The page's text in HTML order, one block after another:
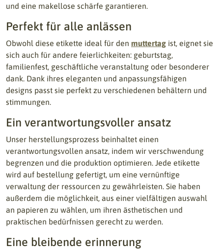
und eine makellose schärfe garantieren.
Perfekt für alle anlässen
Obwohl diese etikette ideal für den muttertag ist, eignet sie
sich auch für andere feierlichkeiten: geburtstag,
familienfest, geschäftliche veranstaltung oder besonderer
dank. Dank ihres eleganten und anpassungsfähigen
designs passt sie perfekt zu verschiedenen behältern und
stimmungen.
Ein verantwortungsvoller ansatz
Unser herstellungsprozess beinhaltet einen
verantwortungsvollen ansatz, indem wir verschwendung
begrenzen und die produktion optimieren. Jede etikette
wird auf bestellung gefertigt, um eine vernünftige
verwaltung der ressourcen zu gewährleisten. Sie haben
außerdem die möglichkeit, aus einer vielfältigen auswahl
an papieren zu wählen, um ihren ästhetischen und
praktischen bedürfnissen gerecht zu werden.
Eine bleibende erinnerung